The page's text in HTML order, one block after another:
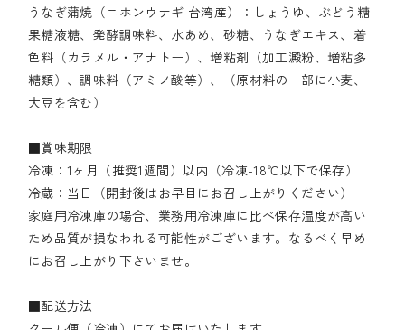
うなぎ蒲焼（ニホンウナギ 台湾産）：しょうゆ、ぶどう糖
果糖液糖、発酵調味料、水あめ、砂糖、うなぎエキス、着
色料（カラメル・アナトー）、増粘剤（加工澱粉、増粘多
糖類）、調味料（アミノ酸等）、（原材料の一部に小麦、
大豆を含む）
■賞味期限
冷凍：1ヶ月（推奨1週間）以内（冷凍-18℃以下で保存）
冷蔵：当日（開封後はお早目にお召し上がりください）
家庭用冷凍庫の場合、業務用冷凍庫に比べ保存温度が高い
ため品質が損なわれる可能性がございます。なるべく早め
にお召し上がり下さいませ。
■配送方法